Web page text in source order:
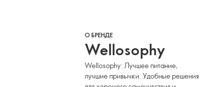
О БРЕНДЕ
Wellosophy
Wellosophy: Лучшее питание,
лучшие привычки. Удобные решения